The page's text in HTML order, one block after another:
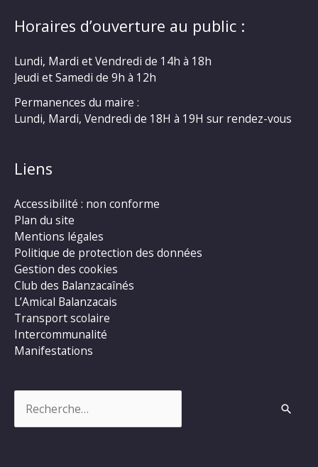
Horaires d’ouverture au public :
Lundi, Mardi et Vendredi de 14h à 18h
Jeudi et Samedi de 9h à 12h
Permanences du maire :
Lundi, Mardi, Vendredi de 18H à 19H sur rendez-vous
Liens
Accessibilité : non conforme
Plan du site
Mentions légales
Politique de protection des données
Gestion des cookies
Club des Balanzacaînés
L’Amical Balanzacais
Transport scolaire
Intercommunalité
Manifestations